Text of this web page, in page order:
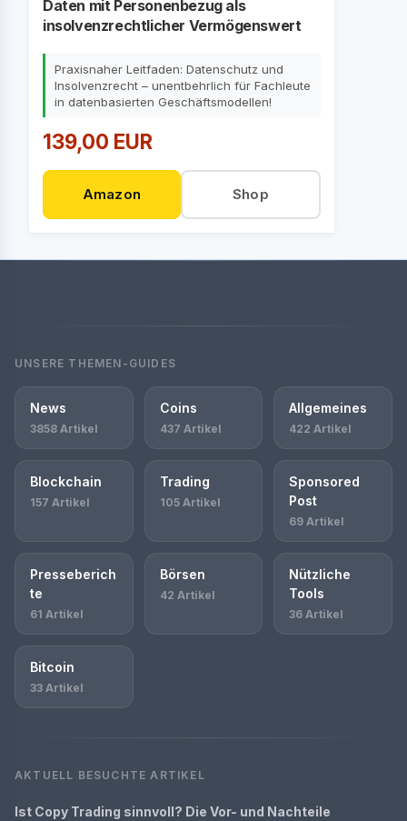
Daten mit Personenbezug als
insolvenzrechtlicher Vermögenswert
Praxisnaher Leitfaden: Datenschutz und
Insolvenzrecht – unentbehrlich für Fachleute
in datenbasierten Geschäftsmodellen!
139,00 EUR
Amazon Shop
UNSERE THEMEN-GUIDES
News
3858 Artikel
Coins
437 Artikel
Allgemeines
422 Artikel
Blockchain
157 Artikel
Trading
105 Artikel
Sponsored
Post
69 Artikel
Presseberich
te
61 Artikel
Börsen
42 Artikel
Nützliche
Tools
36 Artikel
Bitcoin
33 Artikel
AKTUELL BESUCHTE ARTIKEL
Ist Copy Trading sinnvoll? Die Vor- und Nachteile